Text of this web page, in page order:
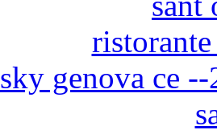
sky genova ce